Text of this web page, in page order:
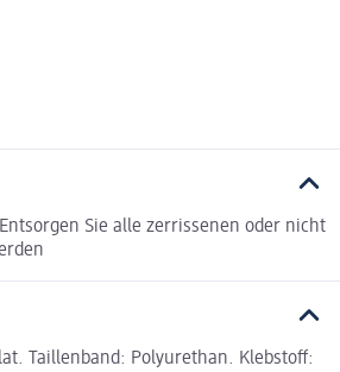
Sie alle zerrissenen oder nicht
Taillenband: Polyurethan. Klebstoff: